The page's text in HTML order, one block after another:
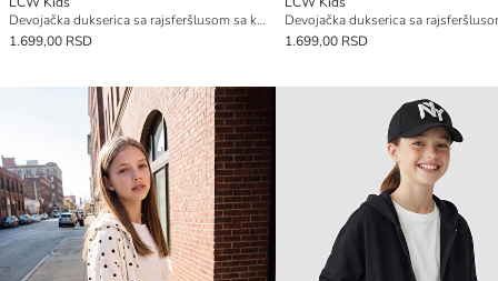
Devojačka dukserica sa rajsferšlusom sa kapuljačom i uzorkom
1.699,00 RSD
1.699,00 RSD